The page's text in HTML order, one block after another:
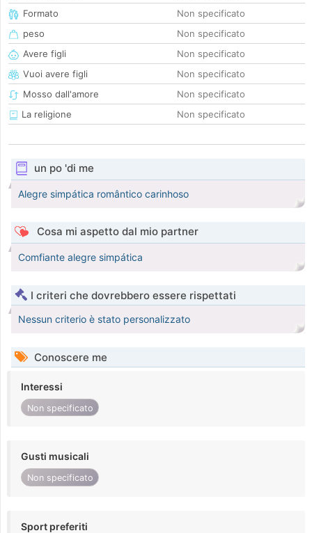
Formato
Non specificato
peso
Non specificato
Avere figli
Non specificato
Vuoi avere figli
Non specificato
Mosso dall'amore
Non specificato
La religione
Non specificato
un po 'di me
Alegre simpática romântico carinhoso
Cosa mi aspetto dal mio partner
Comfiante alegre simpática
I criteri che dovrebbero essere rispettati
Nessun criterio è stato personalizzato
Conoscere me
Interessi
Non specificato
Gusti musicali
Non specificato
Sport preferiti